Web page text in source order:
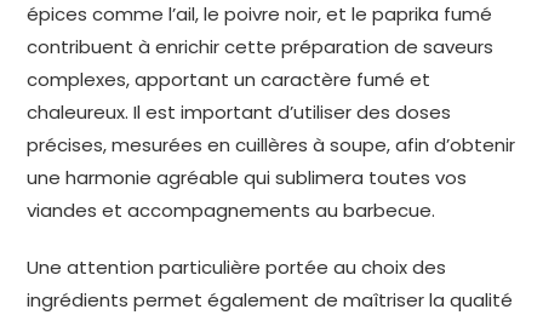
épices comme l’ail, le poivre noir, et le paprika fumé
contribuent à enrichir cette préparation de saveurs
complexes, apportant un caractère fumé et
chaleureux. Il est important d’utiliser des doses
précises, mesurées en cuillères à soupe, afin d’obtenir
une harmonie agréable qui sublimera toutes vos
viandes et accompagnements au barbecue.
Une attention particulière portée au choix des
ingrédients permet également de maîtriser la qualité